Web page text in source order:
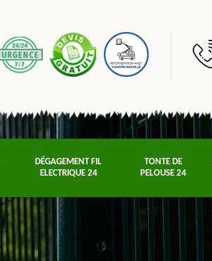
DÉGAGEMENT FIL
ELECTRIQUE 24
TONTE DE
PELOUSE 24